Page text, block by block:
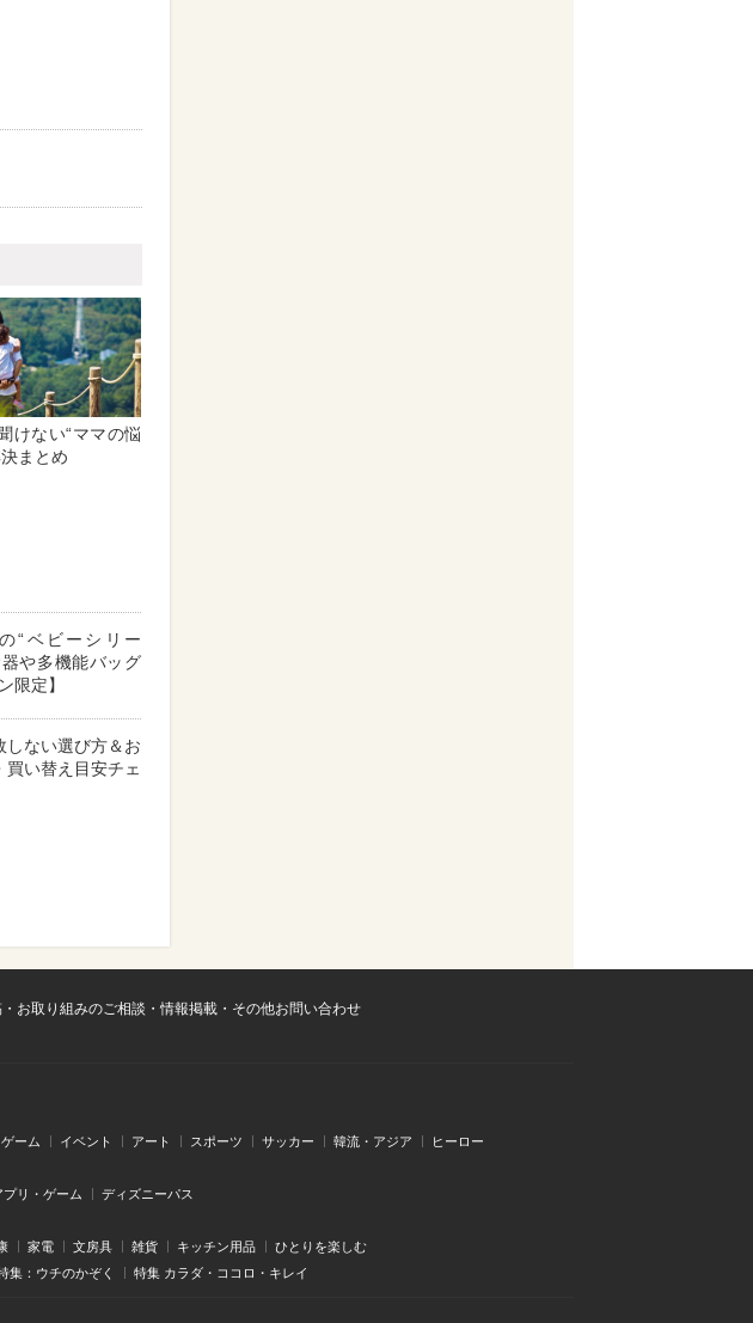
けない“ママの悩
まとめ
“ベビーシリー
や多機能バッグ
限定】
しない選び方＆お
い替え目安チェ
お取り組みのご相談・情報掲載・その他お問い合わせ
ゲーム イベント アート スポーツ サッカー 韓流・アジア ヒーロー
プリ・ゲーム ディズニーパス
家電 文房具 雑貨 キッチン用品 ひとりを楽しむ
集：ウチのかぞく 特集 カラダ・ココロ・キレイ